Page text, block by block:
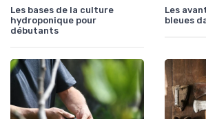
Les bases de la culture
hydroponique pour
débutants
Les
bleues